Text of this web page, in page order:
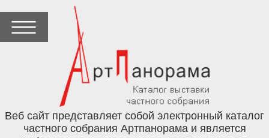
Веб сайт представляет собой электронный каталог
частного собрания Артпанорама и является